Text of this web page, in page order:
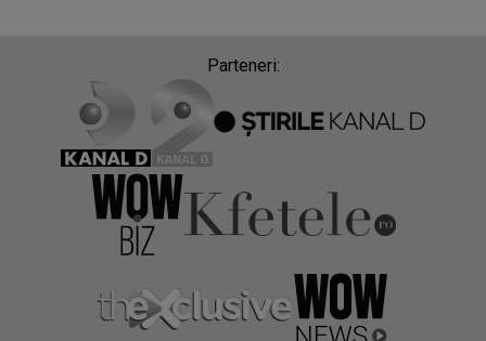
Parteneri: